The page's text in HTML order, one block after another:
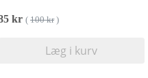
kr ( 100 kr)
Læg i kurv